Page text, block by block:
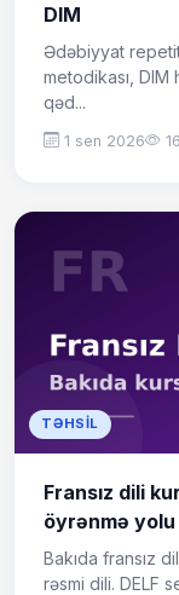
DIM
Ədəbiyyat
metodikası, DIM
qəd...
1 sen 2026
TƏHSIL
Fransız dili
öyrənmə yolu
Bakıda fransız
rəsmi dili. DELF